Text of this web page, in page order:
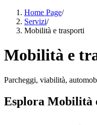
Home Page/
Servizi/
Mobilità e trasporti
Mobilità e
Parcheggi, viabilità,
Esplora Mobilità